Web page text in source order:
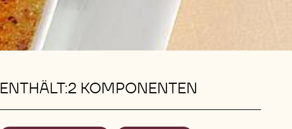
ENTHÄLT:2 KOMPONENTEN